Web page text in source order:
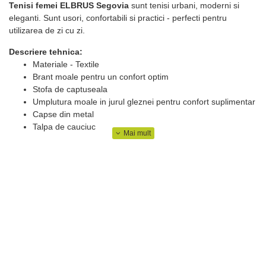
Tenisi femei ELBRUS Segovia sunt tenisi urbani, moderni si
eleganti. Sunt usori, confortabili si practici - perfecti pentru
utilizarea de zi cu zi.
Descriere tehnica:
Materiale - Textile
Brant moale pentru un confort optim
Stofa de captuseala
Umplutura moale in jurul gleznei pentru confort suplimentar
Capse din metal
Talpa de cauciuc